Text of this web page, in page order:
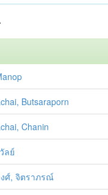
Butsaraporn
Chanin
ลย์
ศ์, จิตราภรณ์